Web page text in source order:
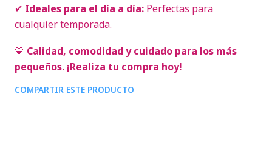
✔ Ideales para el día a día: Perfectas para
cualquier temporada.
💙 Calidad, comodidad y cuidado para los más
pequeños. ¡Realiza tu compra hoy!
COMPARTIR ESTE PRODUCTO